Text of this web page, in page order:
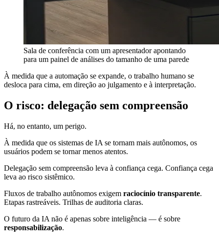
Sala de conferência com um apresentador apontando
para um painel de análises do tamanho de uma parede
À medida que a automação se expande, o trabalho humano se
desloca para cima, em direção ao julgamento e à interpretação.
O risco: delegação sem compreensão
Há, no entanto, um perigo.
À medida que os sistemas de IA se tornam mais autônomos, os
usuários podem se tornar menos atentos.
Delegação sem compreensão leva à confiança cega. Confiança cega
leva ao risco sistêmico.
Fluxos de trabalho autônomos exigem raciocínio transparente.
Etapas rastreáveis. Trilhas de auditoria claras.
O futuro da IA não é apenas sobre inteligência — é sobre
responsabilização.